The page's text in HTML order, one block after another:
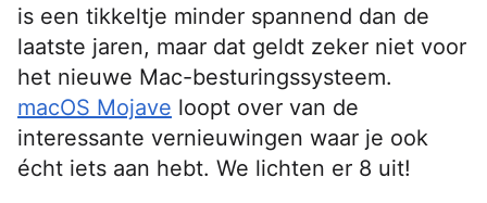
is een tikkeltje minder spannend dan de
laatste jaren, maar dat geldt zeker niet voor
het nieuwe Mac-besturingssysteem.
macOS Mojave loopt over van de
interessante vernieuwingen waar je ook
écht iets aan hebt. We lichten er 8 uit!